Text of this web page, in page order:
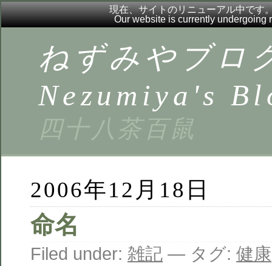
現在、サイトのリニューアル中です
Our website is currently undergoing
ねずみやブロ
Nezumiya's
四十八茶百鼠
2006年12月18日
命名
Filed under: 雑記 — タグ: 健康